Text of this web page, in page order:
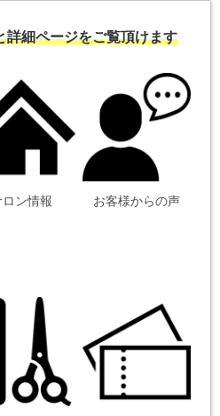
詳細ページをご覧頂けます
ロン情報 お客様からの声